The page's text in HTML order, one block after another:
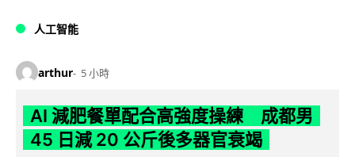
人工智能
arthur 5 小時
AI 減肥餐單配合高強度操練 成都男
45 日減 20 公斤後多器官衰竭